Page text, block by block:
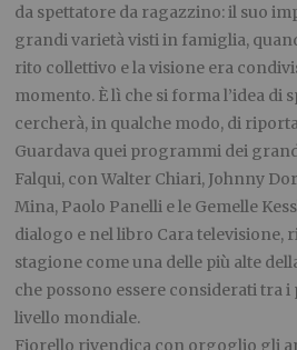
da spettatore da ragazzino: il suo
grandi varietà visti in famiglia,
rito collettivo e la visione era
momento. È lì che si forma l’idea di
cercherà, in qualche modo, di
Guardava quei programmi dei
Falqui, con Walter Chiari, Johnny
Mina, Paolo Panelli e le Gemelle
dialogo e nel libro Cara televisione,
stagione come una delle più alte
che possono essere considerati tra
livello mondiale.
Fiorello rivendica con orgoglio gli